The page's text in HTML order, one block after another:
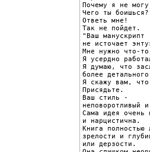
Почему я не
Чего ты боишься?
Ответь мне!
Так не пойдет.
"Ваш манускрипт
не источает
Мне нужно что-
Я усердно
Я думаю, что
более
Я скажу вам,
Присядьте.
Ваш стиль -
неповоротливый
Сама идея очень
и нарцистична.
Книга полностью
зрелости и
или дерзости.